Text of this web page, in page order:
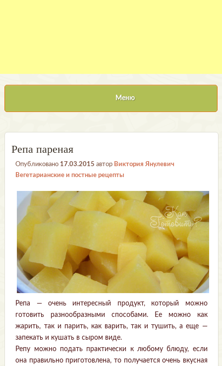
Меню
Репа пареная
Опубликовано 17.03.2015 автор Виктория Янулевич
Вегетарианские и постные рецепты
Репа — очень интересный продукт, который можно
готовить разнообразными способами. Ее можно как
жарить, так и парить, как варить, так и тушить, а еще —
запекать и кушать в сыром виде.
Репу можно подать практически к любому блюду, если
она правильно приготовлена, то получается очень вкусная